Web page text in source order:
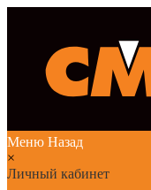
Меню Назад
×
Личный кабинет